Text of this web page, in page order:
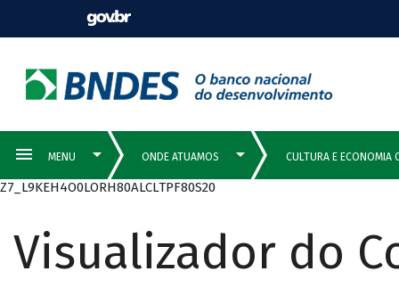
Z7_L9KEH4O0LORH80ALCLTPF80S20
Visualizador do